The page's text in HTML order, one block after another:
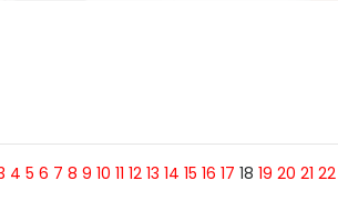
4 5 6 7 8 9 10 11 12 13 14 15 16 17 18 19 20 21 22